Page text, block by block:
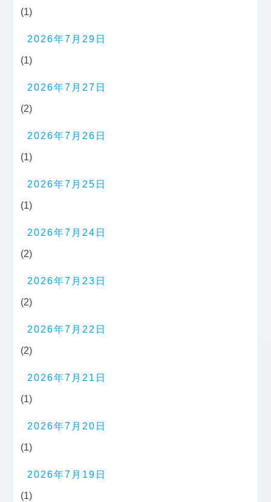
(1)
2026年7月29日
(1)
2026年7月27日
(2)
2026年7月26日
(1)
2026年7月25日
(1)
2026年7月24日
(2)
2026年7月23日
(2)
2026年7月22日
(2)
2026年7月21日
(1)
2026年7月20日
(1)
2026年7月19日
(1)